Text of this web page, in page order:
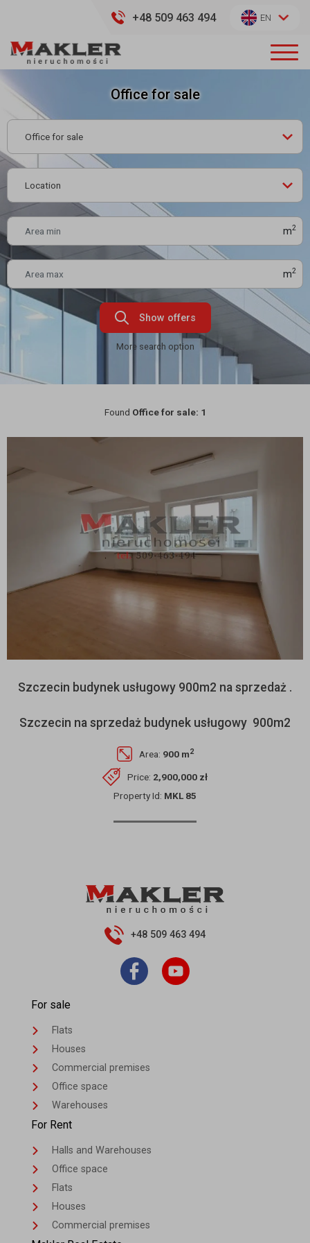
+48 509 463 494 EN
Office for sale
m2
m2
Show offers
More search option
Found Office for sale: 1
Szczecin budynek usługowy 900m2 na sprzedaż .
Szczecin na sprzedaż budynek usługowy 900m2
Area: 900 m2
Price: 2,900,000 zł
Property Id: MKL 85
+48 509 463 494
For sale
Flats
Houses
Commercial premises
Office space
Warehouses
For Rent
Halls and Warehouses
Office space
Flats
Houses
Commercial premises